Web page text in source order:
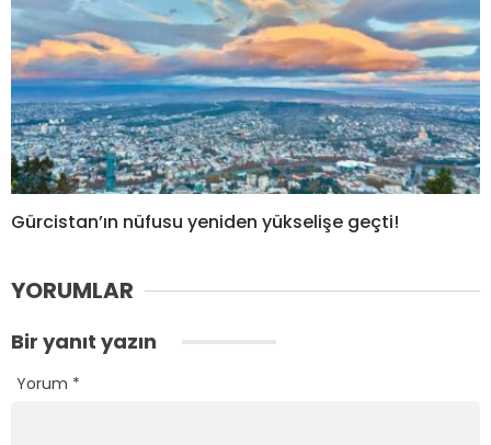
Gürcistan’ın nüfusu yeniden yükselişe geçti!
YORUMLAR
Bir yanıt yazın
Yorum *